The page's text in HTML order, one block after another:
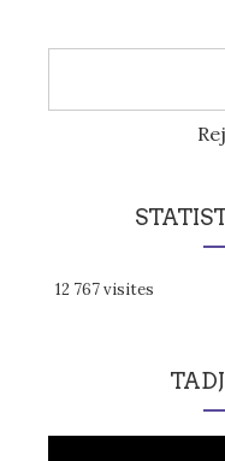
12 767 visites